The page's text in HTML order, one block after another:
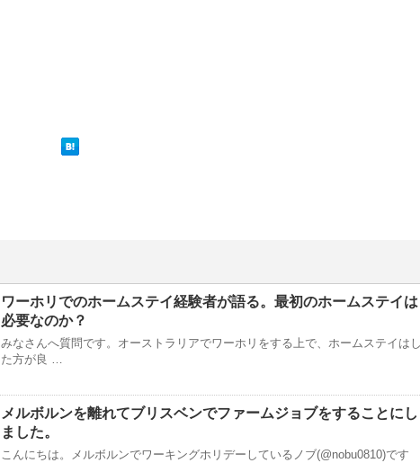
ワーホリでのホームステイ経験者が語る。最初のホームステイは
必要なのか？
みなさんへ質問です。オーストラリアでワーホリをする上で、ホームステイはし
た方が良 …
メルボルンを離れてブリスベンでファームジョブをすることにし
ました。
こんにちは。メルボルンでワーキングホリデーしているノブ(@nobu0810)です